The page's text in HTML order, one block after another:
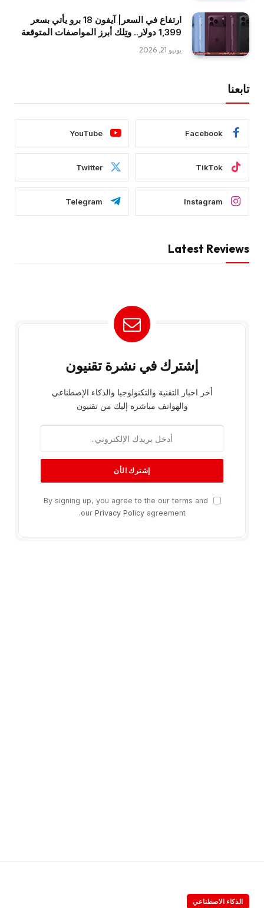
ارتفاع في السعر| آيفون 18 برو يأتي بسعر
1,399 دولار.. وتِلك أبرز المواصفات المتوقعة
يونيو 21, 2026
تابعنا
Facebook
YouTube
TikTok
Twitter
Instagram
Telegram
Latest Reviews
إشترك في نشرة تقنيون
أخر اخبار التقنية والتكنولوجيا والذكاء الإصطناعي
والهواتف مباشرة إليك من تقنيون
By signing up, you agree to the our terms and
our Privacy Policyagreement.
الذكاء الاصطناعي